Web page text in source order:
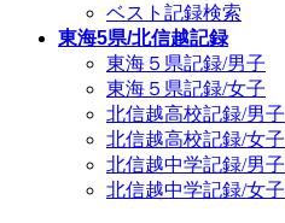
ベスト記録検索
東海5県/北信越記録
東海５県記録/男子
東海５県記録/女子
北信越高校記録/男子
北信越高校記録/女子
北信越中学記録/男子
北信越中学記録/女子